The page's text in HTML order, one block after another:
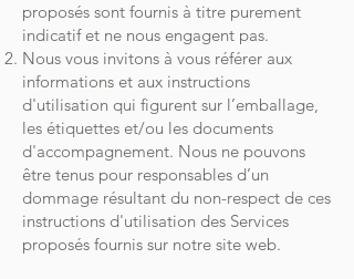
proposés sont fournis à titre purement
indicatif et ne nous engagent pas.
Nous vous invitons à vous référer aux
informations et aux instructions
d'utilisation qui figurent sur l’emballage,
les étiquettes et/ou les documents
d'accompagnement. Nous ne pouvons
être tenus pour responsables d’un
dommage résultant du non-respect de ces
instructions d'utilisation des Services
proposés fournis sur notre site web.